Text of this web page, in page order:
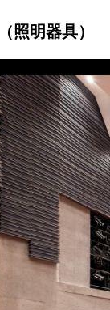
（照明器具）